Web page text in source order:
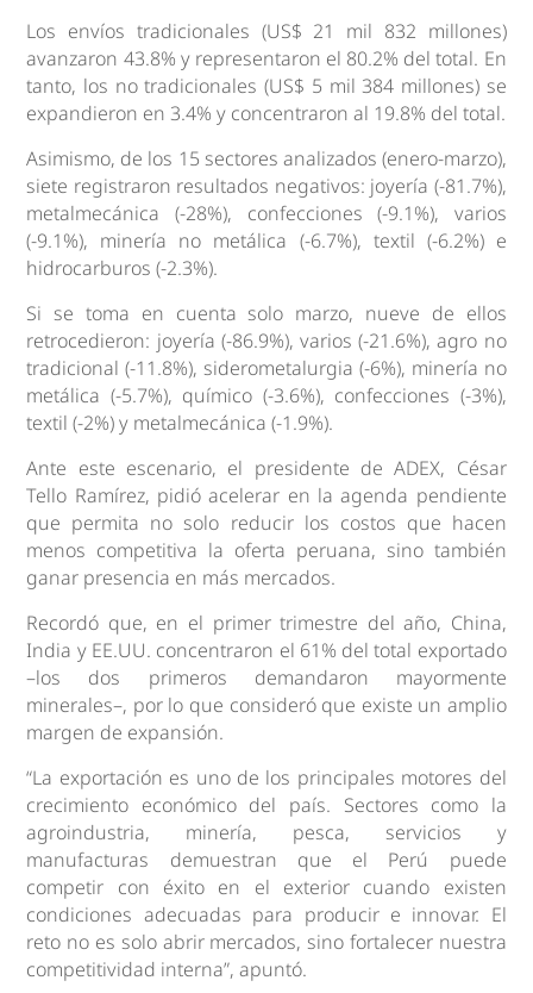
Los envíos tradicionales (US$ 21 mil 832 millones)
avanzaron 43.8% y representaron el 80.2% del total. En
tanto, los no tradicionales (US$ 5 mil 384 millones) se
expandieron en 3.4% y concentraron al 19.8% del total.
Asimismo, de los 15 sectores analizados (enero-marzo),
siete registraron resultados negativos: joyería (-81.7%),
metalmecánica (-28%), confecciones (-9.1%), varios
(-9.1%), minería no metálica (-6.7%), textil (-6.2%) e
hidrocarburos (-2.3%).
Si se toma en cuenta solo marzo, nueve de ellos
retrocedieron: joyería (-86.9%), varios (-21.6%), agro no
tradicional (-11.8%), siderometalurgia (-6%), minería no
metálica (-5.7%), químico (-3.6%), confecciones (-3%),
textil (-2%) y metalmecánica (-1.9%).
Ante este escenario, el presidente de ADEX, César
Tello Ramírez, pidió acelerar en la agenda pendiente
que permita no solo reducir los costos que hacen
menos competitiva la oferta peruana, sino también
ganar presencia en más mercados.
Recordó que, en el primer trimestre del año, China,
India y EE.UU. concentraron el 61% del total exportado
–los dos primeros demandaron mayormente
minerales–, por lo que consideró que existe un amplio
margen de expansión.
“La exportación es uno de los principales motores del
crecimiento económico del país. Sectores como la
agroindustria, minería, pesca, servicios y
manufacturas demuestran que el Perú puede
competir con éxito en el exterior cuando existen
condiciones adecuadas para producir e innovar. El
reto no es solo abrir mercados, sino fortalecer nuestra
competitividad interna”, apuntó.